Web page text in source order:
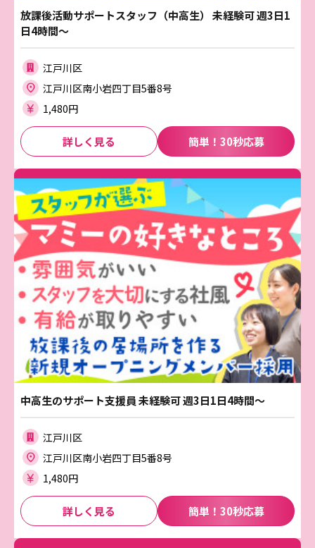
放課後活動サポートスタッフ（中高生） 未経験可 週3日1
日4時間～
江戸川区
江戸川区南小岩四丁目5番8号
1,480円
詳しく見る 簡単！30秒応募
中高生のサポート支援員 未経験可 週3日1日4時間～
江戸川区
江戸川区南小岩四丁目5番8号
1,480円
詳しく見る 簡単！30秒応募